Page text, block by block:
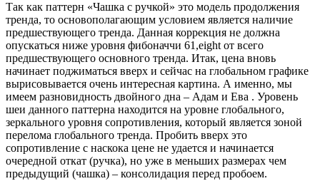
Так как паттерн «Чашка с ручкой» это модель продолжения
тренда, то основополагающим условием является наличие
предшествующего тренда. Данная коррекция не должна
опускаться ниже уровня фибоначчи 61,eight от всего
предшествующего основного тренда. Итак, цена вновь
начинает поджиматься вверх и сейчас на глобальном графике
вырисовывается очень интересная картина. А именно, мы
имеем разновидность двойного дна – Адам и Ева . Уровень
шеи данного паттерна находится на уровне глобального,
зеркального уровня сопротивления, который является зоной
перелома глобального тренда. Пробить вверх это
сопротивление с наскока цене не удается и начинается
очередной откат (ручка), но уже в меньших размерах чем
предыдущий (чашка) – консолидация перед пробоем.